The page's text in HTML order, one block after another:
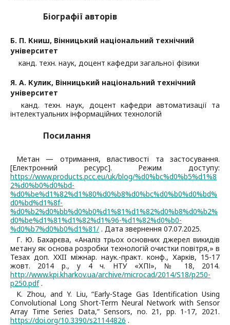
Біографії авторів
Б. П. Книш, Вінницький національний технічний
університет
канд. техн. наук, доцент кафедри загальної фізики
Я. А. Кулик, Вінницький національний технічний
університет
канд. техн. наук, доцент кафедри автоматизації та
інтелектуальних інформаційних технологій
Посилання
Метан — отримання, властивості та застосування.
[Електронний ресурс]. Режим доступу:
https://www.products.pcc.eu/uk/blog/%d0%bc%d0%b5%d1%8
2%d0%b0%d0%bd-
%d0%be%d1%82%d1%80%d0%b8%d0%bc%d0%b0%d0%bd%
d0%bd%d1%8f-
%d0%b2%d0%bb%d0%b0%d1%81%d1%82%d0%b8%d0%b2%
d0%be%d1%81%d1%82%d1%96-%d1%82%d0%b0-
%d0%b7%d0%b0%d1%81/ . Дата звернення 07.07.2025.
Г. Ю. Бахарєва, «Аналіз трьох основних джерел викидів
метану як основа розробки технологій очистки повітря,» в
Тезах доп. XXII міжнар. наук.-практ. конф., Харків, 15-17
жовт. 2014 р., у 4 ч. НТУ «ХПІ», № 18, 2014.
http://www.kpi.kharkov.ua/archive/microcad/2014/S18/p250-
p250.pdf.
K. Zhou, and Y. Liu, “Early-Stage Gas Identification Using
Convolutional Long Short-Term Neural Network with Sensor
Array Time Series Data,” Sensors, no. 21, рр. 1-17, 2021.
https://doi.org/10.3390/s21144826 .